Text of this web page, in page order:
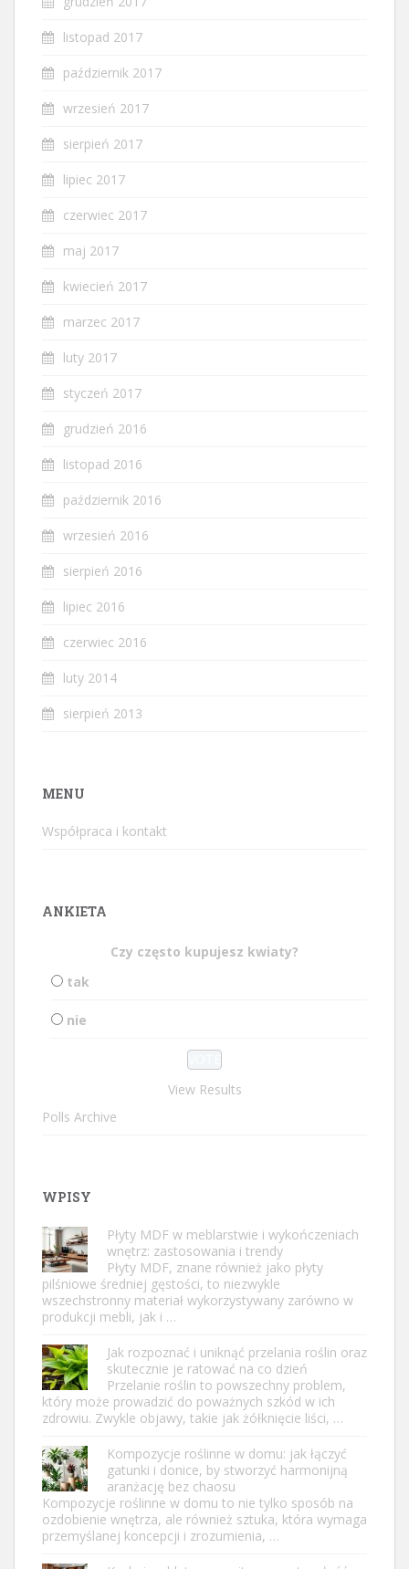
listopad 2017
październik 2017
wrzesień 2017
sierpień 2017
lipiec 2017
czerwiec 2017
maj 2017
kwiecień 2017
marzec 2017
luty 2017
styczeń 2017
grudzień 2016
listopad 2016
październik 2016
wrzesień 2016
sierpień 2016
lipiec 2016
czerwiec 2016
luty 2014
sierpień 2013
MENU
Współpraca i kontakt
ANKIETA
Czy często kupujesz kwiaty?
tak
nie
View Results
Polls Archive
WPISY
Płyty MDF w meblarstwie i wykończeniach
wnętrz: zastosowania i trendy
Płyty MDF, znane również jako płyty
pilśniowe średniej gęstości, to niezwykle
wszechstronny materiał wykorzystywany zarówno w
produkcji mebli, jak i …
Jak rozpoznać i uniknąć przelania roślin oraz
skutecznie je ratować na co dzień
Przelanie roślin to powszechny problem,
który może prowadzić do poważnych szkód w ich
zdrowiu. Zwykle objawy, takie jak żółknięcie liści, …
Kompozycje roślinne w domu: jak łączyć
gatunki i donice, by stworzyć harmonijną
aranżację bez chaosu
Kompozycje roślinne w domu to nie tylko sposób na
ozdobienie wnętrza, ale również sztuka, która wymaga
przemyślanej koncepcji i zrozumienia, …